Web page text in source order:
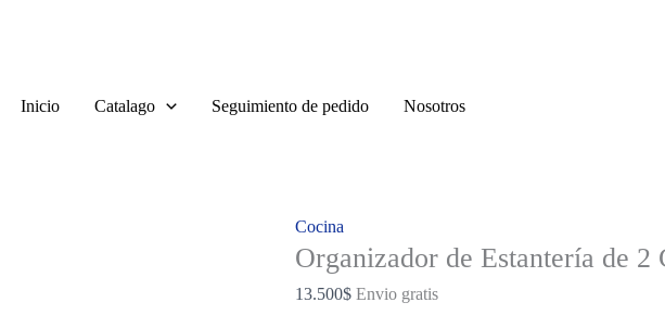
Inicio
Catalago Seguimiento de pedido Nosotros
Cocina
Organizador de Estantería de 2
13.500$ Envio gratis